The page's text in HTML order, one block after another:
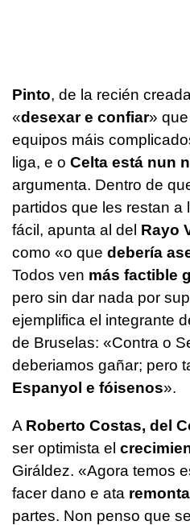
Pinto, de la recién creada
«desexar e confiar»
equipos máis
liga, e o Celta está nun
argumenta. Dentro de
partidos que les restan a
fácil, apunta al del Rayo
como «o que debería
Todos ven más factible
pero sin dar nada por
ejemplifica el integrante
de Bruselas: «Contra o
deberiamos gañar; pero
Espanyol e fóisenos».
A Roberto Costas, del
ser optimista el
Giráldez. «Agora temos
facer dano e ata
partes. Non penso que